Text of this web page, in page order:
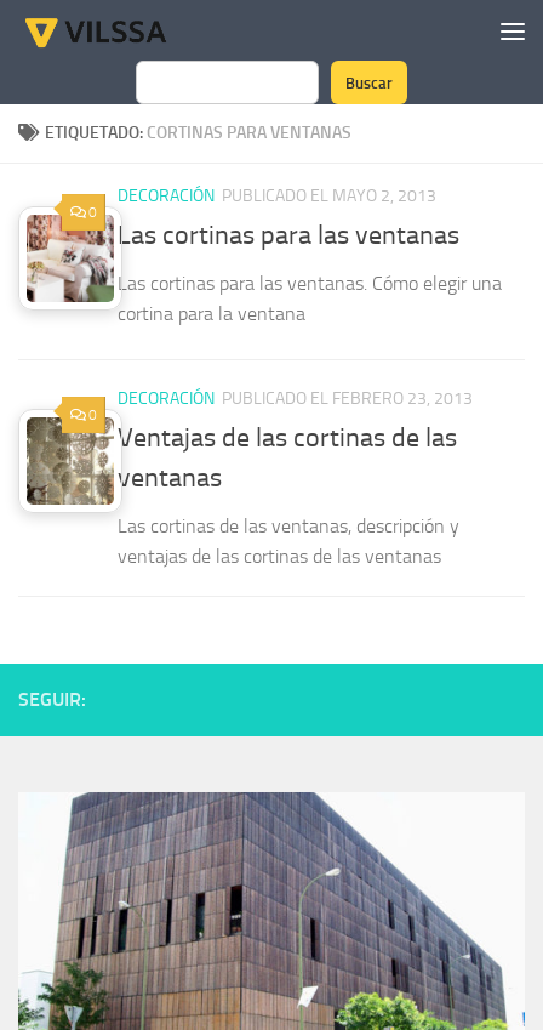
Saltar al contenido
Buscar
Buscar
ETIQUETADO: CORTINAS PARA VENTANAS
0
DECORACIÓN PUBLICADO EL MAYO 2, 2013
Las cortinas para las ventanas
Las cortinas para las ventanas. Cómo elegir una
cortina para la ventana
0
DECORACIÓN PUBLICADO EL FEBRERO 23, 2013
Ventajas de las cortinas de las
ventanas
Las cortinas de las ventanas, descripción y
ventajas de las cortinas de las ventanas
SEGUIR: